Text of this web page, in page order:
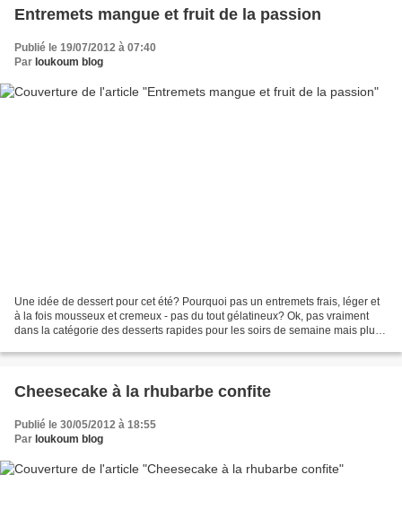
Entremets mangue et fruit de la passion
Publié le 19/07/2012 à 07:40
Par loukoum blog
Une idée de dessert pour cet été? Pourquoi pas un entremets frais, léger et
à la fois mousseux et cremeux - pas du tout gélatineux? Ok, pas vraiment
dans la catégorie des desserts rapides pour les soirs de semaine mais plutôt
Cheesecake à la rhubarbe confite
Publié le 30/05/2012 à 18:55
Par loukoum blog